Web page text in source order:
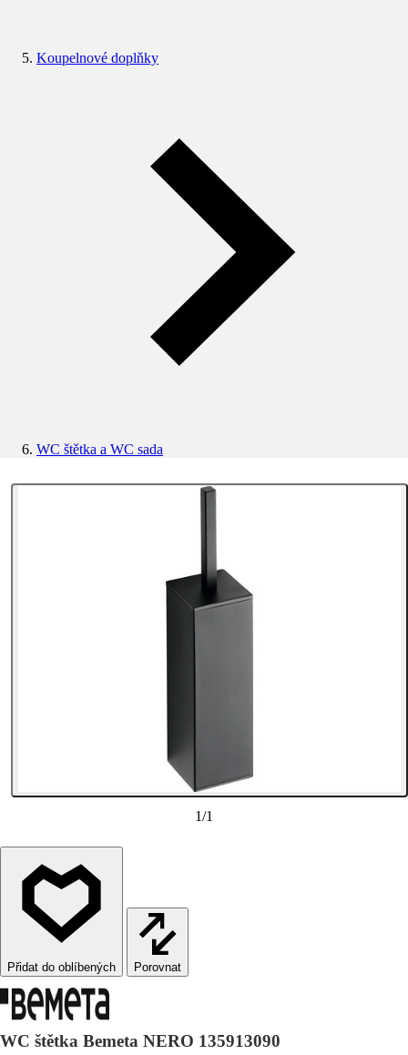
Koupelnové doplňky
WC štětka a WC sada
1/1
Porovnat
WC štětka Bemeta NERO 135913090